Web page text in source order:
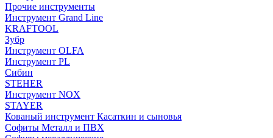
Прочие инструменты
Инструмент Grand Line
KRAFTOOL
Зубр
Инструмент OLFA
Инструмент PL
Сибин
STEHER
Инструмент NOX
STAYER
Кованый инструмент Касаткин и сыновья
Софиты Металл и ПВХ